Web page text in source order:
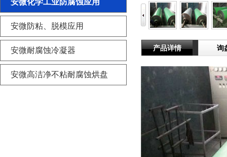
产品详情 询
安微化学工业防腐蚀应用
安微防粘、脱模应用
安微耐腐蚀冷凝器
安微高洁净不粘耐腐蚀烘盘